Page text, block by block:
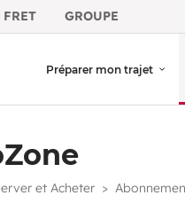
FRET GROUPE
Préparer mon trajet
et Acheter